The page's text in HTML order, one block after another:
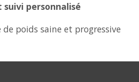
personnalisé
poids saine et progressive